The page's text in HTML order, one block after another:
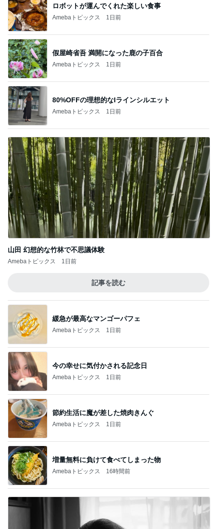
ロボットが運んでくれた楽しい食事
Amebaトピックス 1日前
假屋崎省吾 満開になった鹿の子百合
Amebaトピックス 1日前
80%OFFの理想的なIラインシルエット
Amebaトピックス 1日前
山田 幻想的な竹林で不思議体験
Amebaトピックス 1日前
記事を読む
緩急が最高なマンゴーパフェ
Amebaトピックス 1日前
今の幸せに気付かされる記念日
Amebaトピックス 1日前
節約生活に魔が差した焼肉きんぐ
Amebaトピックス 1日前
増量無料に負けて食べてしまった物
Amebaトピックス 16時間前